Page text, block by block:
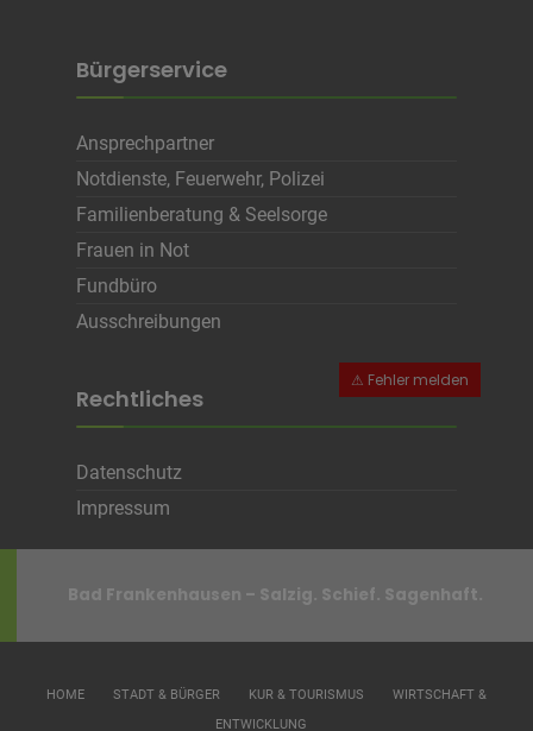
Bürgerservice
Ansprechpartner
Notdienste, Feuerwehr, Polizei
Familienberatung & Seelsorge
Frauen in Not
Fundbüro
Ausschreibungen
Rechtliches
Datenschutz
Impressum
Bad Frankenhausen – Salzig. Schief. Sagenhaft.
HOME STADT & BÜRGER KUR & TOURISMUS
WIRTSCHAFT &
ENTWICKLUNG
Stellenanzeige verwendet werden
Fachkräftegewinnung (ThAFF)
Zweck
Unbekannt